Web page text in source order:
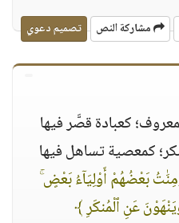
مشاركة النص تصميم دعوي
كعبادة قصَّر فيها
كمعصية تساهل فيها
بَعْضُهُمْ أَوْلِيَآءُ بَعْضٍ
عَنِ ٱلْمُنكَرِ ﴾